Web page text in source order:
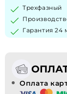
Трехфазный
Гарантия 24
Оплата